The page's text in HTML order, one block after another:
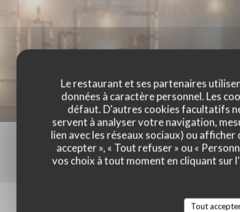
Le restaurant et ses partenaires
données à caractère personnel. Les
défaut. D'autres cookies facultatifs
servent à analyser votre navigation,
lien avec les réseaux sociaux) ou
accepter », « Tout refuser » ou «
vos choix à tout moment en cliquant sur
Tout
Les avis de nos